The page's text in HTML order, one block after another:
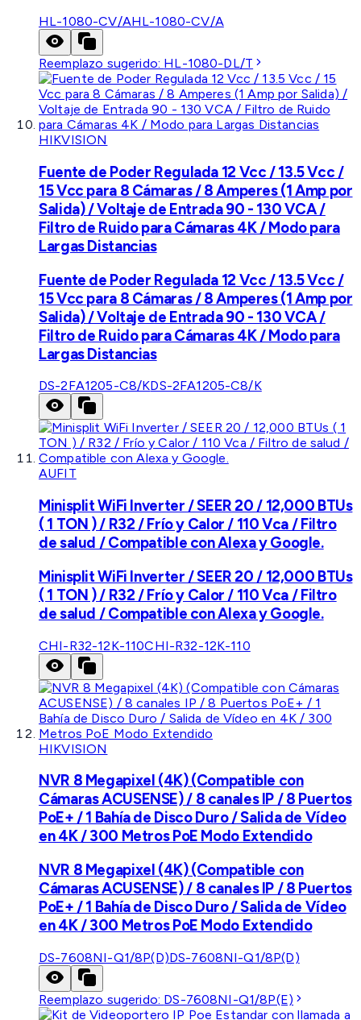
HL-1080-CV/AHL-1080-CV/A
Reemplazo sugerido: HL-1080-DL/T
HIKVISION
Fuente de Poder Regulada 12 Vcc / 13.5 Vcc /
15 Vcc para 8 Cámaras / 8 Amperes (1 Amp por
Salida) / Voltaje de Entrada 90 - 130 VCA /
Filtro de Ruido para Cámaras 4K / Modo para
Largas Distancias
Fuente de Poder Regulada 12 Vcc / 13.5 Vcc /
15 Vcc para 8 Cámaras / 8 Amperes (1 Amp por
Salida) / Voltaje de Entrada 90 - 130 VCA /
Filtro de Ruido para Cámaras 4K / Modo para
Largas Distancias
DS-2FA1205-C8/KDS-2FA1205-C8/K
AUFIT
Minisplit WiFi Inverter / SEER 20 / 12,000 BTUs
( 1 TON ) / R32 / Frío y Calor / 110 Vca / Filtro
de salud / Compatible con Alexa y Google.
Minisplit WiFi Inverter / SEER 20 / 12,000 BTUs
( 1 TON ) / R32 / Frío y Calor / 110 Vca / Filtro
de salud / Compatible con Alexa y Google.
CHI-R32-12K-110CHI-R32-12K-110
HIKVISION
NVR 8 Megapixel (4K) (Compatible con
Cámaras ACUSENSE) / 8 canales IP / 8 Puertos
PoE+ / 1 Bahía de Disco Duro / Salida de Vídeo
en 4K / 300 Metros PoE Modo Extendido
NVR 8 Megapixel (4K) (Compatible con
Cámaras ACUSENSE) / 8 canales IP / 8 Puertos
PoE+ / 1 Bahía de Disco Duro / Salida de Vídeo
en 4K / 300 Metros PoE Modo Extendido
DS-7608NI-Q1/8P(D)DS-7608NI-Q1/8P(D)
Reemplazo sugerido: DS-7608NI-Q1/8P(E)